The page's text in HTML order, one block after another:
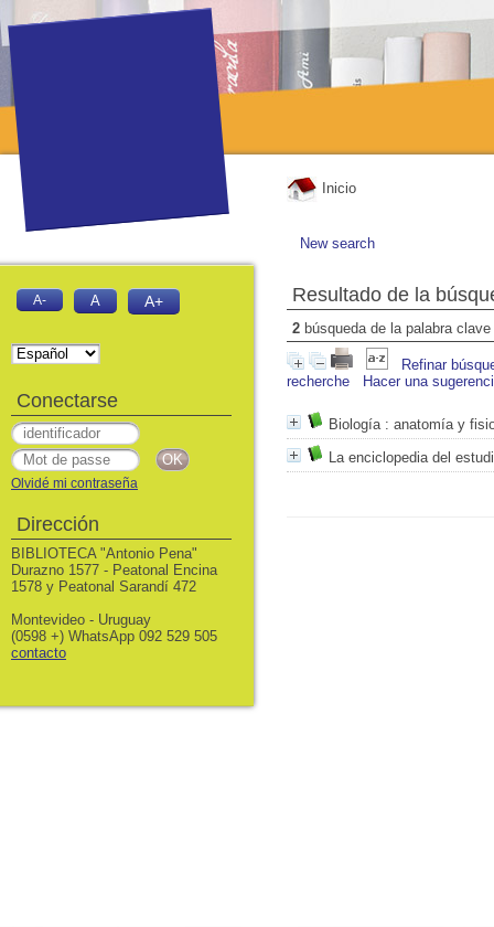
Inicio
New search
Resultado de la
2 búsqueda de la palabra clave
Refinar
recherche
Hacer una
Biología: anatomía y
La enciclopedia del
A- A A+
Conectarse
Olvidé mi contraseña
Dirección
BIBLIOTECA "Antonio Pena"
Durazno 1577 - Peatonal Encina
1578 y Peatonal Sarandí 472
Montevideo - Uruguay
(0598 +) WhatsApp 092 529 505
contacto